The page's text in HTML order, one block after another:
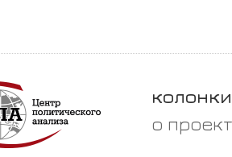
колонки
о